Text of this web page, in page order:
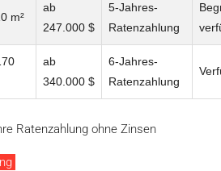
m²
ab
247.000 $
5-Jahres-
Ratenzahlung
ab
340.000 $
6-Jahres-
Ratenzahlung
Ratenzahlung ohne Zinsen